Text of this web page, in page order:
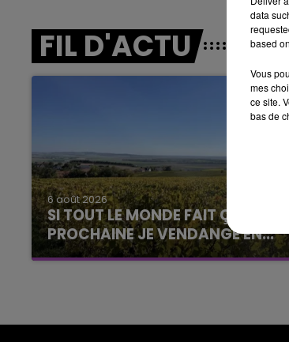
5h00 - 6h00
LE BEST OF DE LA
CHAMPAGNE
FIL D'ACTU
6 août 2026
SI TOUT LE MONDE FAIT ÇA, MOI
PROCHAINE JE VENDANGE EN...
La vendange en Champagne a débuté
6h00 - 10h00
La Famille
data
based
Vous
mes
ce site.
bas de